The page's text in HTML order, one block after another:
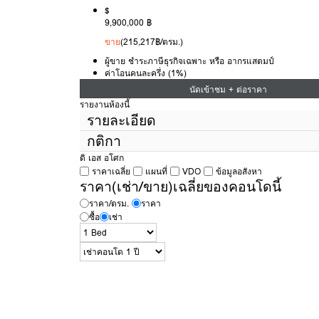
$
9,900,000 ฿
ขาย(215,217฿/ตรม.)
ผู้ขาย ชำระภาษีธุรกิจเฉพาะ หรือ อากรแสตมป์
ค่าโอนคนละครึ่ง (1%)
นัดเข้าชม + ต่อราคา
รายงานห้องนี้
รายละเอียด
ประเภทห้อง
พื้นที่
ตึก
ชั้น
ห้องนอน
ห้องน้ำ
ประเภทห้อง
กติกา
กติกาในการเข้าชมห้องเพื่อเช่า ของ Condothai
มีค่าเปิดห้อง 300 บาทหากถูกใจและทำสัญญาค่าเปิดห้องนี้จะนำ
ค่าใช้จ่ายได้เต็มจำนวน แต่หากไม่ถูกใจ 300 บาทนี้จะเป็นค่าดำ
การเปิดห้องครับ
หากภาพใน
https://www.condothai.co.th
Condothai ยินดีคืนเงินเต็มจำนวน
ดิ เอส อโศก
ราคาเฉลี่ย
แผนที่ VDO ข้อมูลอสังหา
ราคา(เช่า/ขาย)เฉลี่ยของคอนโดนี้
ราคา/ตรม.
ราคา
ซื้อ
เช่า